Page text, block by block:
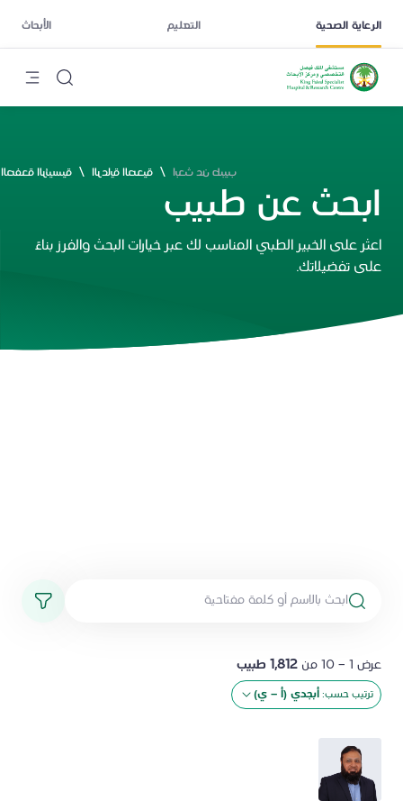
الرعاية الصحية التعليم الأبحاث
الصفحة الرئيسية / الرعاية الصحية / ابحث عن طبيب
ابحث عن طبيب
اعثر على الخبير الطبي المناسب لك عبر خيارات البحث والفرز بناءً
على تفضيلاتك.
عرض 1 - 10 من 1,812 طبيب
ترتيب حسب:أبجدي (أ - ي)